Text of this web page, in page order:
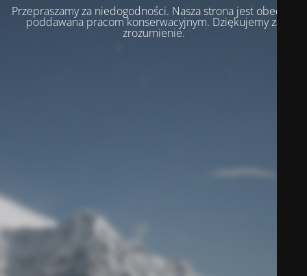
Przepraszamy za niedogodności. Nasza strona jest obecnie
poddawana pracom konserwacyjnym. Dziękujemy za
zrozumienie.